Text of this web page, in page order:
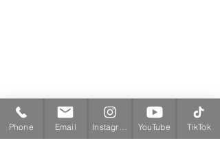
Phone Email YouTube TikTok